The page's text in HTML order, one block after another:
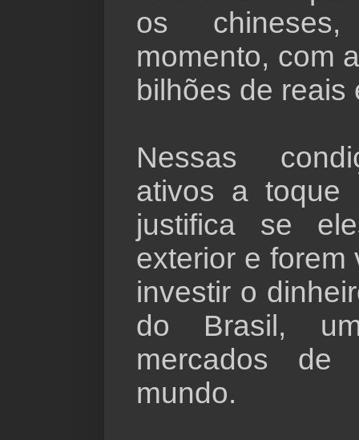
os
momento, com
bilhões de reais
Nessas
ativos a
justifica se
exterior e forem
investir o
do Brasil,
mercados de
mundo.